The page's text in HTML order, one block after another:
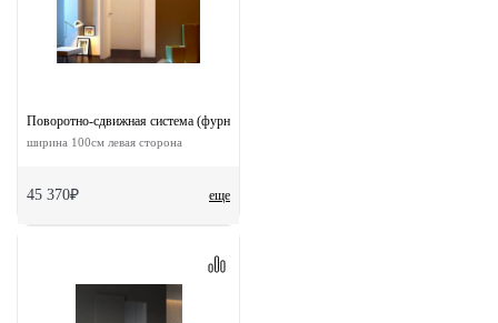
еще
Поворотно-сдвижная система (фурнитура) для дверей 90-TWICE LEFT 100
ширина 100см левая сторона
45 370₽